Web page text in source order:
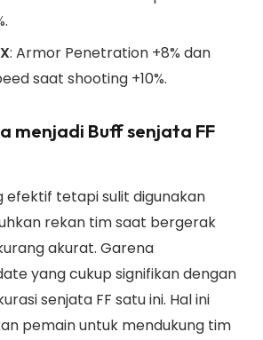
: Armor Penetration +8% dan
saat shooting +10%.
menjadi Buff senjata FF
efektif tetapi sulit digunakan
rekan tim saat bergerak
akurat. Garena
yang cukup signifikan dengan
senjata FF satu ini. Hal ini
pemain untuk mendukung tim